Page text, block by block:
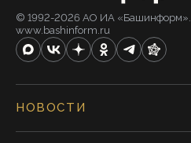
© 1992-2026 АО ИА «Башинформ».
www.bashinform.ru
НОВОСТИ